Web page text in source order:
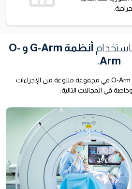
أنظمة G-Arm و O-
Arm
.
تُستخدم أنظمة G-Arm و O-Arm في مجموعة متنوعة من الإجراءات
وخاصة في المجالات التالية: